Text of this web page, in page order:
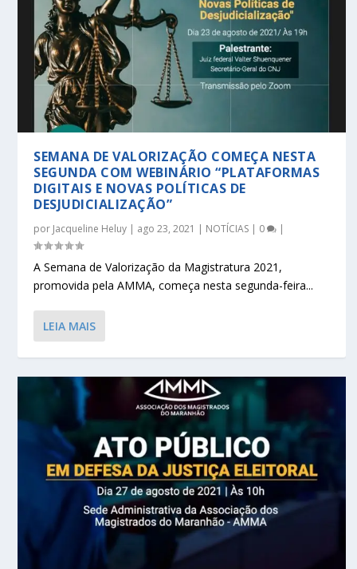
SEMANA DE VALORIZAÇÃO COMEÇA NESTA
SEGUNDA COM WEBINÁRIO “PLATAFORMAS
DIGITAIS E NOVAS POLÍTICAS DE
DESJUDICIALIZAÇÃO”
por Jacqueline Heluy | ago 23, 2021 | NOTÍCIAS | 0 |
A Semana de Valorização da Magistratura 2021,
promovida pela AMMA, começa nesta segunda-feira...
LEIA MAIS